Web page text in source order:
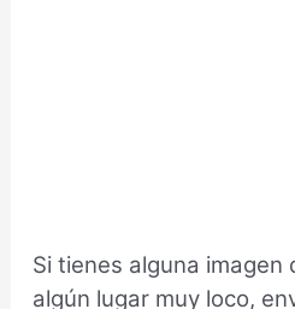
Si tienes alguna imagen
algún lugar muy loco,